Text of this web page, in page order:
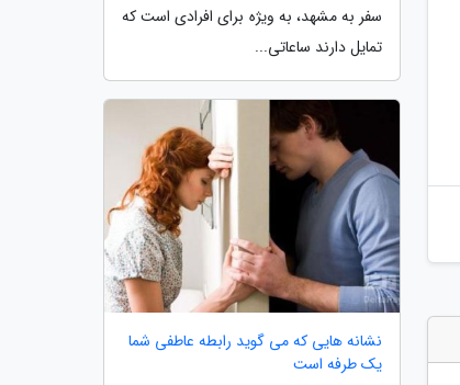
سفر به مشهد، به ویژه برای افرادی است که
تمایل دارند ساعاتی...
نشانه هایی که می گوید رابطه عاطفی شما
یک طرفه است